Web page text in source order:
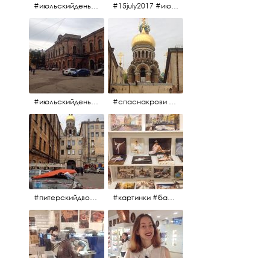
#июльскийдень2017 #15july2017 #15july2017 #июльскийдень2017 #спаснакрови
#июльскийдень2017 #15july2017 #спаснакрови #июльскийдень2017
#питерскийдвор #спаснакрови #июльскийдень2017 #картинки #балетпитера #янтарьроссиии